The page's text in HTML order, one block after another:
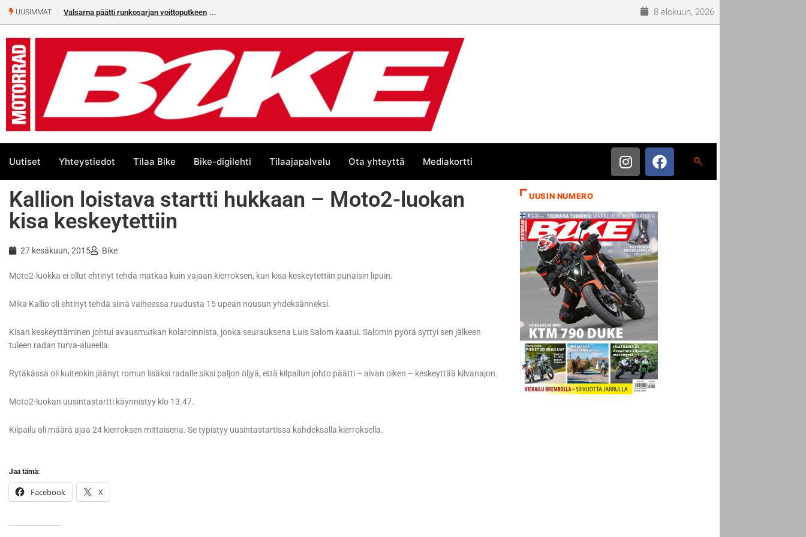
UUSIMMAT Valsarna päätti runkosarjan voittoputkeen 8 elokuun, 2026
Uutiset Yhteystiedot Tilaa Bike Bike-digilehti Tilaajapalvelu Ota yhteyttä Mediakortti
Kallion loistava startti hukkaan – Moto2-luokan
kisa keskeytettiin
27 kesäkuun, 2015 Bike
Moto2-luokka ei ollut ehtinyt tehdä matkaa kuin vajaan kierroksen, kun kisa keskeytettiin punaisin lipuin.
Mika Kallio oli ehtinyt tehdä siinä vaiheessa ruudusta 15 upean nousun yhdeksänneksi.
Kisan keskeyttäminen johtui avausmutkan kolaroinnista, jonka seurauksena Luis Salom kaatui. Salomin pyörä syttyi sen jälkeen
tuleen radan turva-alueella.
Rytäkässä oli kuitenkin jäänyt romun lisäksi radalle siksi paljon öljyä, että kilpailun johto päätti – aivan oiken – keskeyttää kilvanajon.
Moto2-luokan uusintastartti käynnistyy klo 13.47.
Kilpailu oli määrä ajaa 24 kierroksen mittaisena. Se typistyy uusintastartissa kahdeksalla kierroksella.
Jaa tämä:
Facebook X
UUSIN NUMERO